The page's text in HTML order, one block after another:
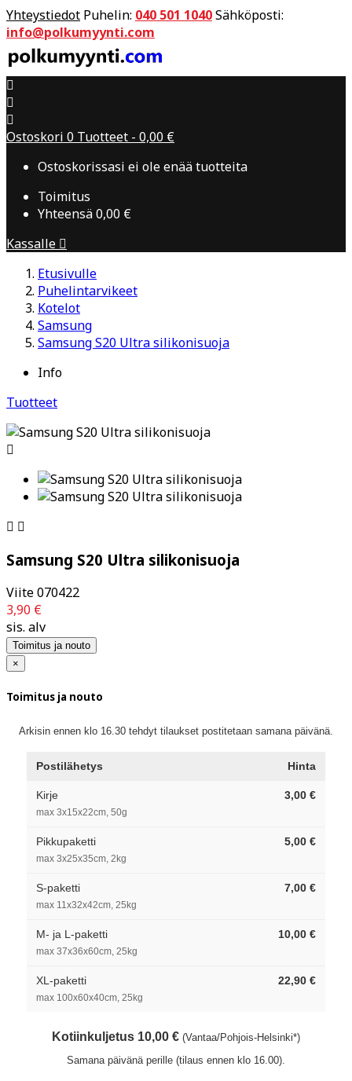
Yhteystiedot Puhelin: 040 501 1040Sähköposti:
info@polkumyynti.com



Ostoskori 0 Tuotteet - 0,00 €
Ostoskorissasi ei ole enää tuotteita
Toimitus
Yhteensä0,00 €
Kassalle 
Etusivulle
Puhelintarvikeet
Kotelot
Samsung
Samsung S20 Ultra silikonisuoja
Info
Tuotteet

 
Samsung S20 Ultra silikonisuoja
Viite070422
3,90 €
sis. alv
Toimitus ja nouto
×
Toimitus ja nouto
Arkisin ennen klo 16.30 tehdyt tilaukset postitetaan samana päivänä.
Postilähetys Hinta
Kirje
max 3x15x22cm, 50g
3,00 €
Pikkupaketti
max 3x25x35cm, 2kg
5,00 €
S-paketti
max 11x32x42cm, 25kg
7,00 €
M- ja L-paketti
max 37x36x60cm, 25kg
10,00 €
XL-paketti
max 100x60x40cm, 25kg
22,90 €
Kotiinkuljetus 10,00 € (Vantaa/Pohjois-Helsinki*)
Samana päivänä perille (tilaus ennen klo 16.00).